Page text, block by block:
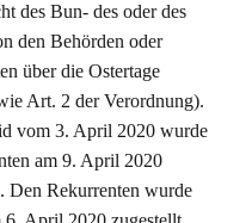
des Bun- des oder des
den Behörden oder
über die Ostertage
Art. 2 der Verordnung).
vom 3. April 2020 wurde
am 9. April 2020
Den Rekurrenten wurde